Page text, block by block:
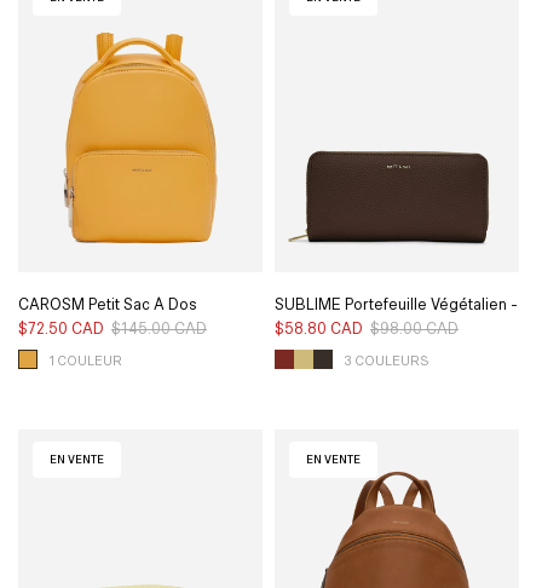
CAROSM Petit Sac À Dos
Végétalien - Loom
Prix
$145.00 CADPrix
$72.50 CAD
1 COULEUR
SUBLIME Portefeuille Végétalien -
Pureté
Prix
$98.00 CADPrix
$58.80 CAD
3 COULEURS
EN VENTE EN VENTE